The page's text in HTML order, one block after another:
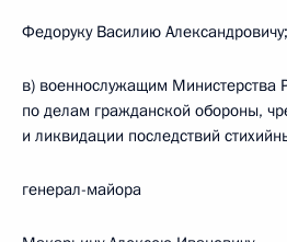
Федоруку Василию Александровичу;
в) военнослужащим Министерства
по делам гражданской обороны,
и ликвидации последствий
генерал-майора